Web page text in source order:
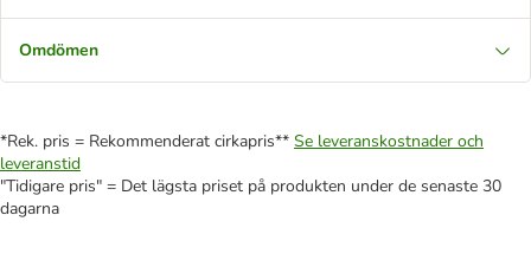
Omdömen
*Rek. pris = Rekommenderat cirkapris** Se leveranskostnader och
leveranstid
"Tidigare pris" = Det lägsta priset på produkten under de senaste 30
dagarna